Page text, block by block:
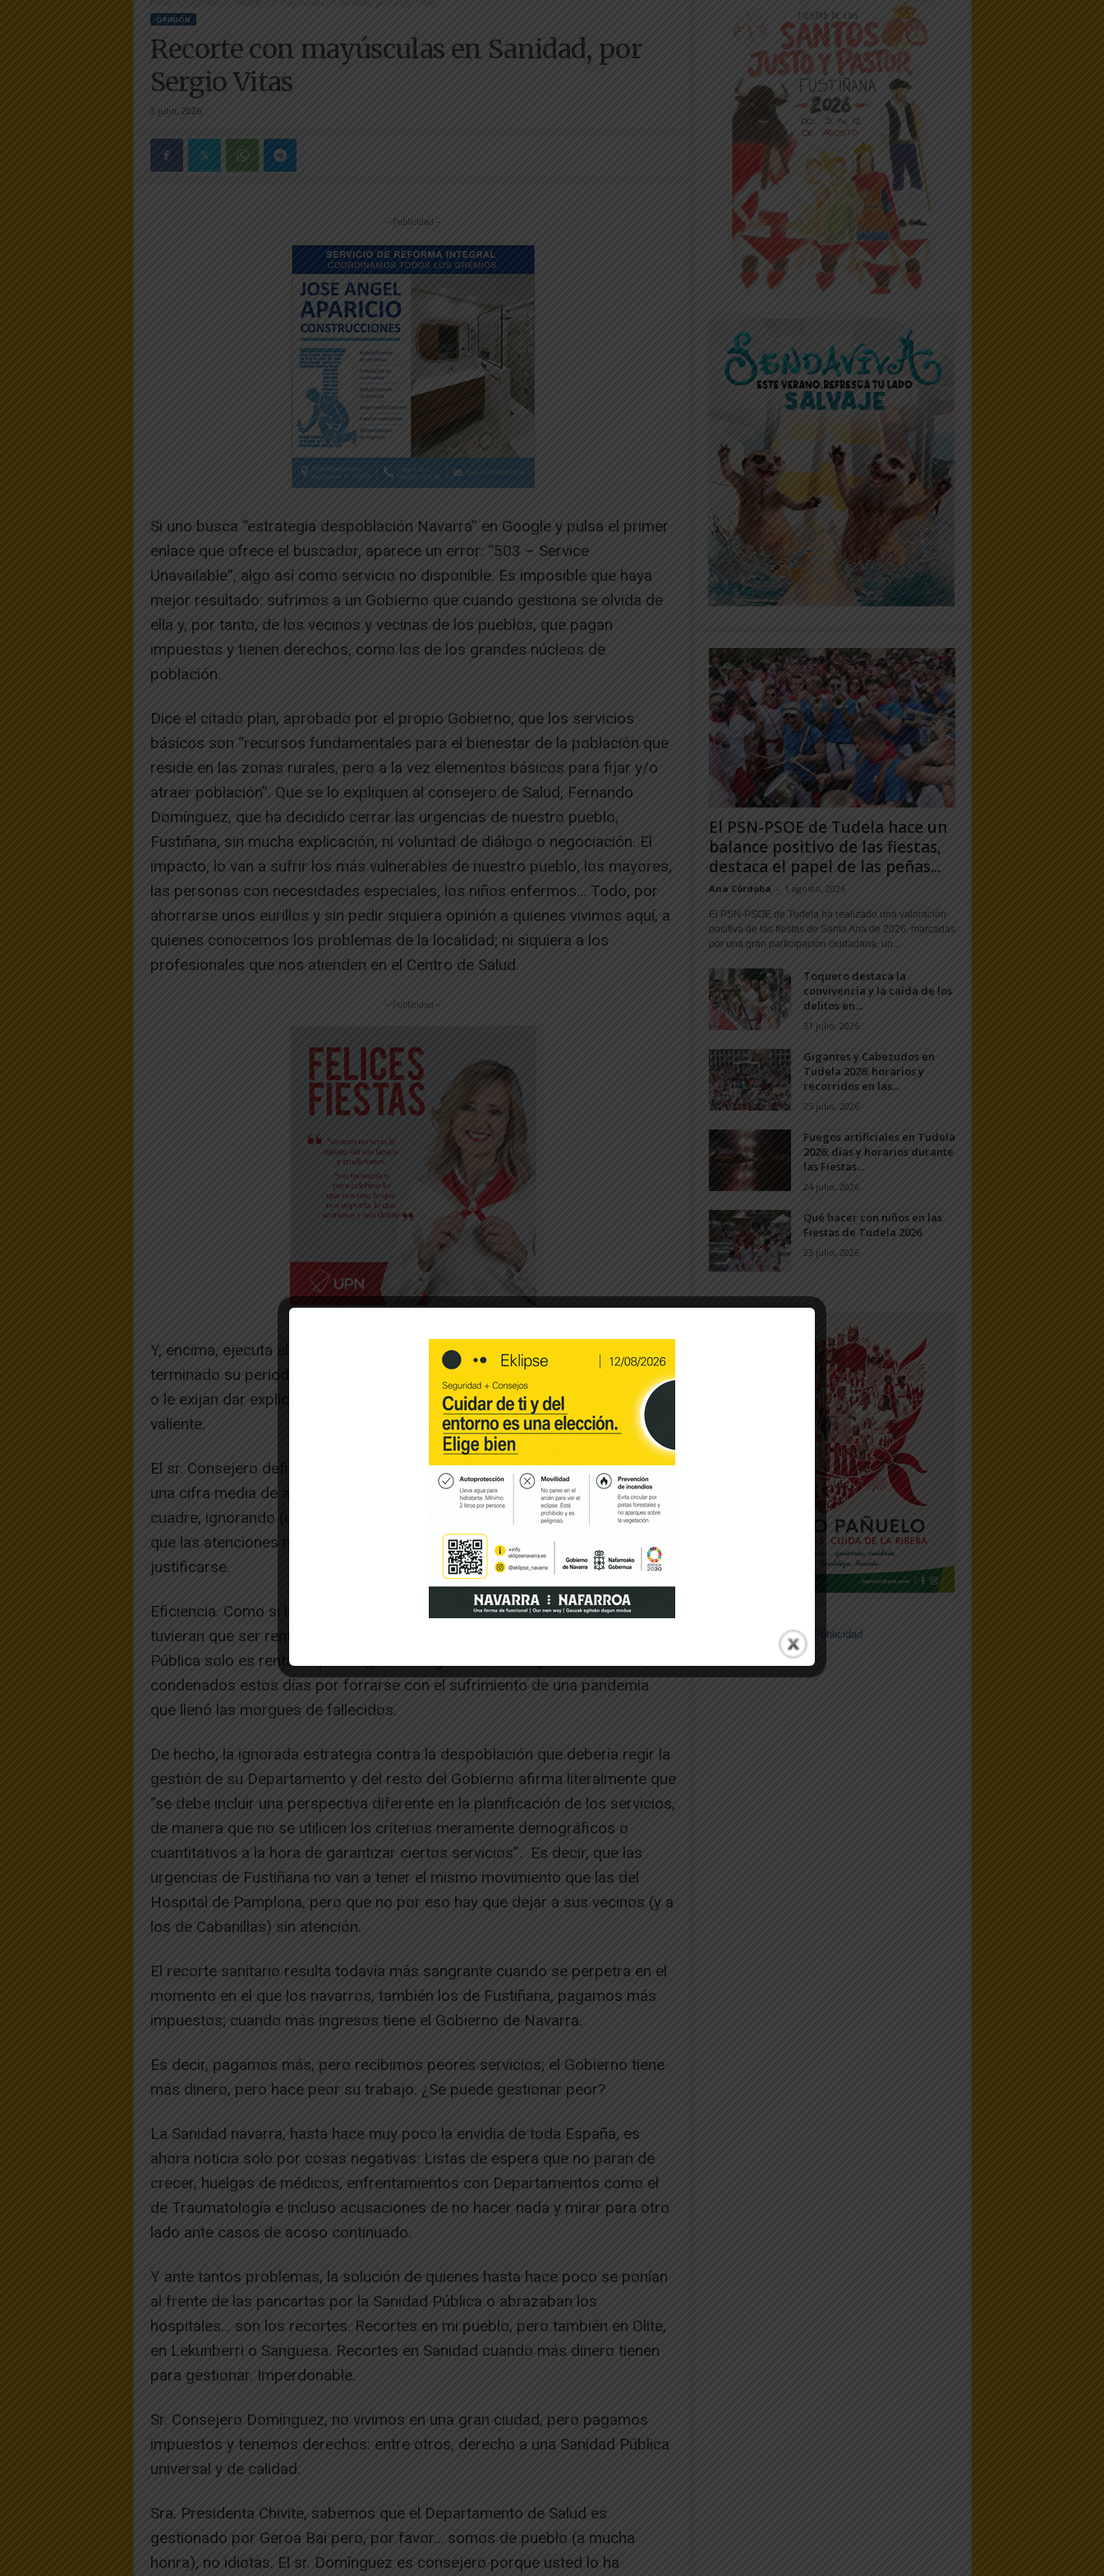
Opinión Recorte con mayúsculas en Sanidad, por Sergio Vitas
OPINIÓN
Recorte con mayúsculas en Sanidad, por
Sergio Vitas
3 julio, 2026
-- Publicidad --
Si uno busca “estrategia despoblación Navarra” en Google y pulsa el primer
enlace que ofrece el buscador, aparece un error: “503 – Service
Unavailable”, algo así como servicio no disponible. Es imposible que haya
mejor resultado: sufrimos a un Gobierno que cuando gestiona se olvida de
ella y, por tanto, de los vecinos y vecinas de los pueblos, que pagan
impuestos y tienen derechos, como los de los grandes núcleos de
población.
Dice el citado plan, aprobado por el propio Gobierno, que los servicios
básicos son “recursos fundamentales para el bienestar de la población que
reside en las zonas rurales, pero a la vez elementos básicos para fijar y/o
atraer población”. Que se lo expliquen al consejero de Salud, Fernando
Domínguez, que ha decidido cerrar las urgencias de nuestro pueblo,
Fustiñana, sin mucha explicación, ni voluntad de diálogo o negociación. El
impacto, lo van a sufrir los más vulnerables de nuestro pueblo, los mayores,
las personas con necesidades especiales, los niños enfermos… Todo, por
ahorrarse unos eurillos y sin pedir siquiera opinión a quienes vivimos aquí, a
quienes conocemos los problemas de la localidad; ni siquiera a los
profesionales que nos atienden en el Centro de Salud.
-- Publicidad --
Y, encima, ejecuta el cierre de las Urgencias cuando el Parlamento ha
terminado su periodo de sesiones, no vaya a ser que le critiquen en un Pleno
o le exijan dar explicaciones por su recorte en la Comisión de Salud. Muy
valiente.
El sr. Consejero defiende el recorte hablando de eficiencia. Para ello, expone
una cifra media de atenciones, calculada desde 2018 para que la media le
cuadre, ignorando (u ocultando) que en el último mes ha habido días en los
que las atenciones multiplicaban por 8 la cifra con la que ha intentado
justificarse.
Eficiencia. Como si los hospitales, los centros de salud o las ambulancias
tuvieran que ser rentables y no un servicio público básico. La Sanidad
Pública solo es rentable para algunos cargos del PSOE que han sido
condenados estos días por forrarse con el sufrimiento de una pandemia
que llenó las morgues de fallecidos.
De hecho, la ignorada estrategia contra la despoblación que debería regir la
gestión de su Departamento y del resto del Gobierno afirma literalmente que
“se debe incluir una perspectiva diferente en la planificación de los servicios,
de manera que no se utilicen los criterios meramente demográficos o
cuantitativos a la hora de garantizar ciertos servicios”. Es decir, que las
urgencias de Fustiñana no van a tener el mismo movimiento que las del
Hospital de Pamplona, pero que no por eso hay que dejar a sus vecinos (y a
los de Cabanillas) sin atención.
El recorte sanitario resulta todavía más sangrante cuando se perpetra en el
momento en el que los navarros, también los de Fustiñana, pagamos más
impuestos; cuando más ingresos tiene el Gobierno de Navarra.
Es decir, pagamos más, pero recibimos peores servicios; el Gobierno tiene
más dinero, pero hace peor su trabajo. ¿Se puede gestionar peor?
La Sanidad navarra, hasta hace muy poco la envidia de toda España, es
ahora noticia solo por cosas negativas: Listas de espera que no paran de
crecer, huelgas de médicos, enfrentamientos con Departamentos como el
de Traumatología e incluso acusaciones de no hacer nada y mirar para otro
lado ante casos de acoso continuado.
Y ante tantos problemas, la solución de quienes hasta hace poco se ponían
al frente de las pancartas por la Sanidad Pública o abrazaban los
hospitales… son los recortes. Recortes en mi pueblo, pero también en Olite,
en Lekunberri o Sangüesa. Recortes en Sanidad cuando más dinero tienen
para gestionar. Imperdonable.
Sr. Consejero Domínguez, no vivimos en una gran ciudad, pero pagamos
impuestos y tenemos derechos: entre otros, derecho a una Sanidad Pública
universal y de calidad.
Sra. Presidenta Chivite, sabemos que el Departamento de Salud es
gestionado por Geroa Bai pero, por favor… somos de pueblo (a mucha
honra), no idiotas. El sr. Domínguez es consejero porque usted lo ha
El PSN-PSOE de Tudela hace un
balance positivo de las fiestas,
destaca el papel de las peñas...
Ana Córdoba - 1 agosto, 2026
El PSN-PSOE de Tudela ha realizado una valoración
positiva de las fiestas de Santa Ana de 2026, marcadas
por una gran participación ciudadana, un...
Toquero destaca la
convivencia y la caída de los
delitos en...
31 julio, 2026
Gigantes y Cabezudos en
Tudela 2026: horarios y
recorridos en las...
25 julio, 2026
Fuegos artificiales en Tudela
2026: días y horarios durante
las Fiestas...
24 julio, 2026
Qué hacer con niños en las
Fiestas de Tudela 2026
23 julio, 2026